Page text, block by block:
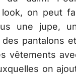
look, on peut
une jupe,
pantalons
vêtements
on